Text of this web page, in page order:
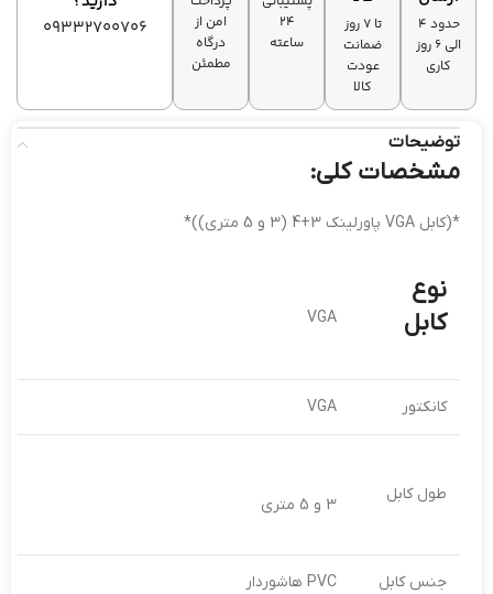
حدود 4
الی 6 روز
کاری
تا ۷ روز
ضمانت
عودت
کالا
۲۴
ساعته
امن از
درگاه
مطمئن
09332700706
توضیحات
مشخصات کلی:
*(کابل VGA پاورلینک 3+4 (3 و 5 متری))*
نوع
کابل
VGA
کانکتور VGA
طول کابل
3 و 5 متری
جنس کابل PVC هاشوردار